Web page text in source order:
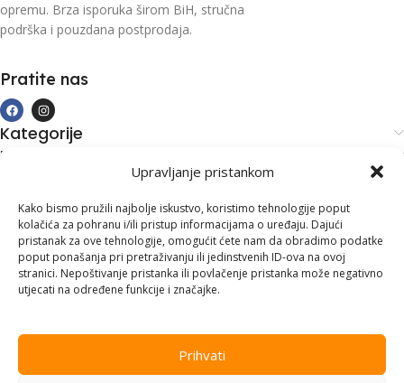
Upravljanje pristankom
Kako bismo pružili najbolje iskustvo, koristimo tehnologije poput
kolačića za pohranu i/ili pristup informacijama o uređaju. Dajući
pristanak za ove tehnologije, omogućit ćete nam da obradimo podatke
poput ponašanja pri pretraživanju ili jedinstvenih ID-ova na ovoj
stranici. Nepoštivanje pristanka ili povlačenje pristanka može negativno
utjecati na određene funkcije i značajke.
Prihvati
opremu. Brza isporuka širom BiH, stručna
podrška i pouzdana postprodaja.
Pratite nas
Kategorije
Kupovina i podrška
Kontakt informacije
Branilaca Bosne, 75 300 Lukavac
+387 35 555 999
info@pconer.ba